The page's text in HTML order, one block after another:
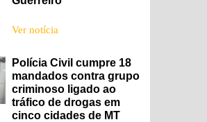
Ver notícia
Polícia Civil cumpre 18
mandados contra grupo
criminoso ligado ao
tráfico de drogas em
cinco cidades de MT